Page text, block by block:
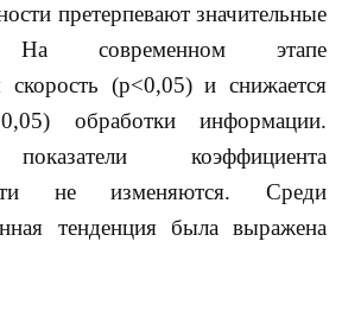
претерпевают значительные
На современном этапе
скорость (р<0,05) и снижается
обработки информации.
коэффициента
не изменяются. Среди
тенденция была выражена